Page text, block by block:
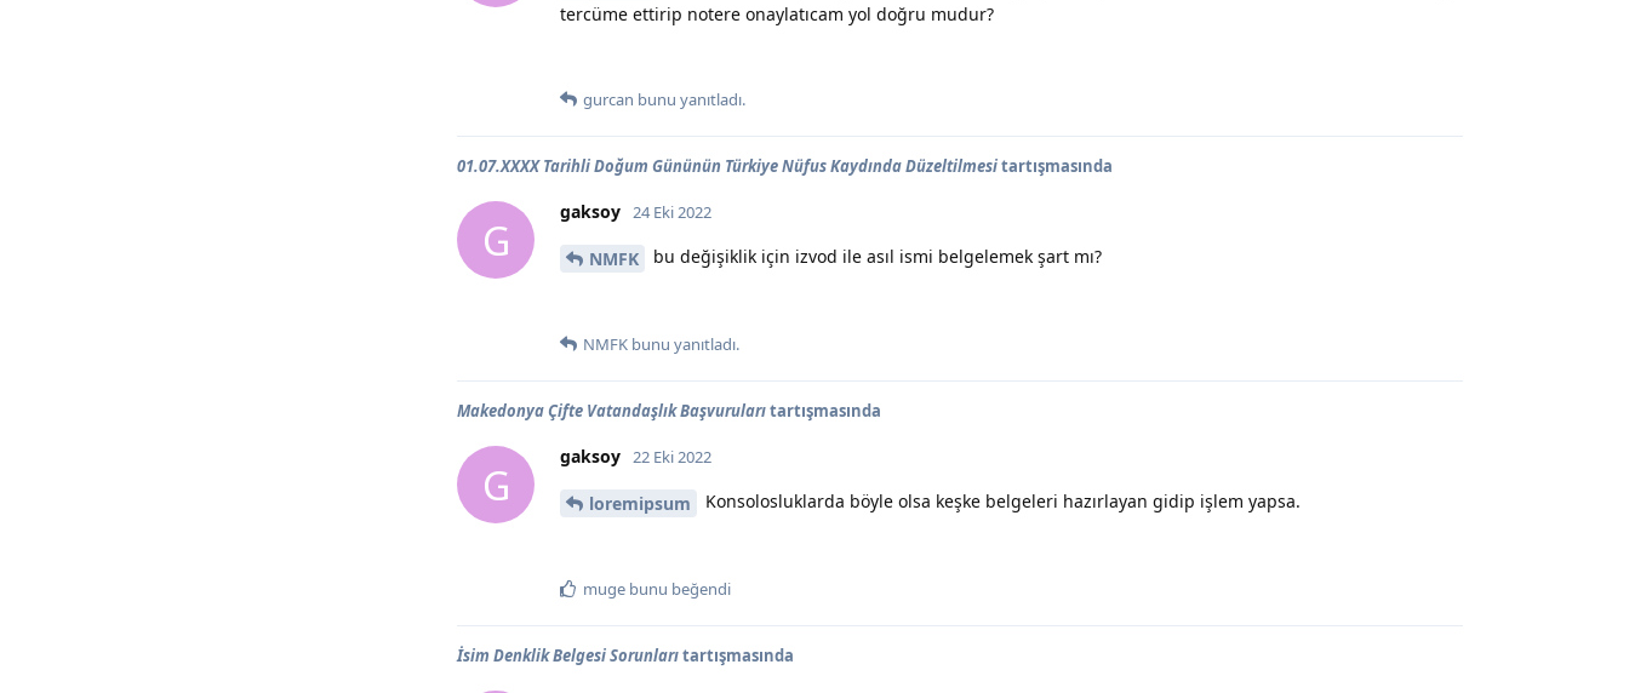
tercüme ettirip notere onaylatıcam yol doğru mudur?
gurcan bunu yanıtladı.
01.07.XXXX Tarihli Doğum Gününün Türkiye Nüfus Kaydında Düzeltilmesitartışmasında
G
gaksoy 24 Eki 2022
NMFK bu değişiklik için izvod ile asıl ismi belgelemek şart mı?
NMFK bunu yanıtladı.
Makedonya Çifte Vatandaşlık Başvurularıtartışmasında
G
gaksoy 22 Eki 2022
loremipsum Konsolosluklarda böyle olsa keşke belgeleri hazırlayan gidip işlem yapsa.
muge bunu beğendi
İsim Denklik Belgesi Sorunlarıtartışmasında